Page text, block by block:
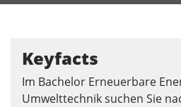
Keyfacts
Im Bachelor Erneuerbare
Umwelttechnik suchen Sie